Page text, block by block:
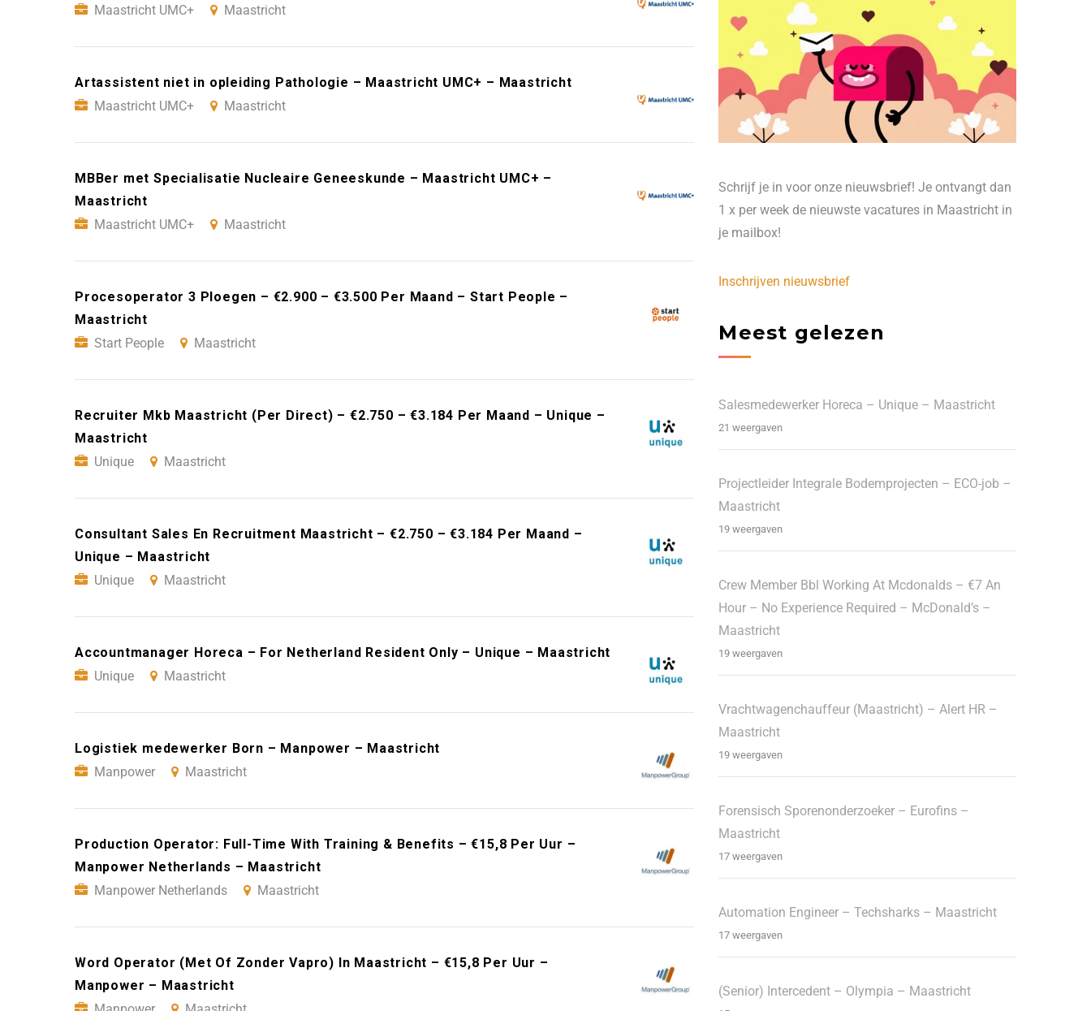
Maastricht UMC+
Maastricht
Artassistent niet in opleiding Pathologie – Maastricht UMC+ – Maastricht
Maastricht UMC+
Maastricht
MBBer met Specialisatie Nucleaire Geneeskunde – Maastricht UMC+ –
Maastricht
Maastricht UMC+
Maastricht
Procesoperator 3 Ploegen – €2.900 – €3.500 Per Maand – Start People –
Maastricht
Start People
Maastricht
Recruiter Mkb Maastricht (Per Direct) – €2.750 – €3.184 Per Maand – Unique –
Maastricht
Unique
Maastricht
Consultant Sales En Recruitment Maastricht – €2.750 – €3.184 Per Maand –
Unique – Maastricht
Unique
Maastricht
Accountmanager Horeca – For Netherland Resident Only – Unique – Maastricht
Unique
Maastricht
Logistiek medewerker Born – Manpower – Maastricht
Manpower
Maastricht
Production Operator: Full-Time With Training & Benefits – €15,8 Per Uur –
Manpower Netherlands – Maastricht
Manpower Netherlands
Maastricht
Word Operator (Met Of Zonder Vapro) In Maastricht – €15,8 Per Uur –
Manpower – Maastricht
Schrijf je in voor onze nieuwsbrief! Je ontvangt dan
1 x per week de nieuwste vacatures in Maastricht in
je mailbox!
Inschrijven nieuwsbrief
Meest gelezen
Salesmedewerker Horeca – Unique – Maastricht
21 weergaven
Projectleider Integrale Bodemprojecten – ECO-job –
Maastricht
19 weergaven
Crew Member Bbl Working At Mcdonalds – €7 An
Hour – No Experience Required – McDonald’s –
Maastricht
19 weergaven
Vrachtwagenchauffeur (Maastricht) – Alert HR –
Maastricht
19 weergaven
Forensisch Sporenonderzoeker – Eurofins –
Maastricht
17 weergaven
Automation Engineer – Techsharks – Maastricht
17 weergaven
(Senior) Intercedent – Olympia – Maastricht